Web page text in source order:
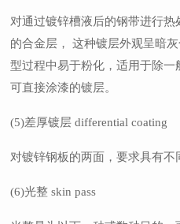
对通过镀锌槽液后的钢带进行
的合金层， 这种镀层外观呈暗
型过程中易于粉化，适用于除
可直接涂漆的镀层。
(5)差厚镀层 differential coating
对镀锌钢板的两面，要求具有不
(6)光整 skin pass